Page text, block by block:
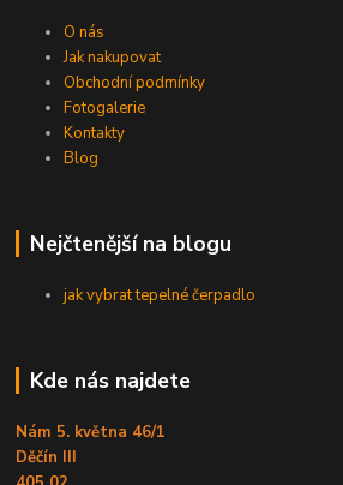
O nás
Jak nakupovat
Obchodní podmínky
Fotogalerie
Kontakty
Blog
Nejčtenější na blogu
jak vybrat tepelné čerpadlo
Kde nás najdete
Nám 5. května 46/1
Děčín III